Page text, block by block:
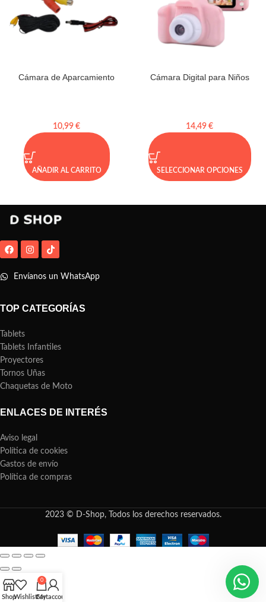
Cámara de Aparcamiento
10,99 €
AÑADIR AL CARRITO
Cámara Digital para Niños
14,49 €
SELECCIONAR OPCIONES
Envíanos un WhatsApp
TOP CATEGORÍAS
Tablets
Tablets Infantiles
Proyectores
Tornos Uñas
Chaquetas de Moto
ENLACES DE INTERÉS
Aviso legal
Política de cookies
Gastos de envío
Política de compras
2023 © D-Shop, Todos los derechos reservados.
ShopWishlist
0
Cart
My account